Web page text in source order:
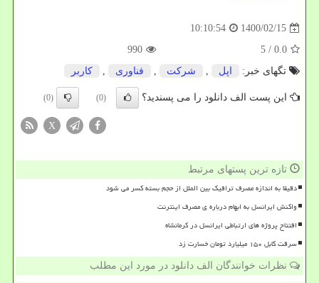
1400/02/15
10:10:54
0.0
/ 5
990
تگهای خبر:
اپل , شركت , فناوری , كاربر
این پست الف دانلود را می پسندید؟ (0)
(0)
X
تازه ترین پستهای مرتبط
دقیقا به اندازه مصرف ترافیک بین الملل از حجم بسته کسر می شود
واکنش ایرانسل به ابهام درباره ی مصرف اینترنت
افتتاح پروژه های ارتباطی ایرانسل در کرمانشاه
سرقت کابل ۱۵۰ میلیارد تومان خسارت زد
نظرات خوانندگان الف دانلود در مورد این مطلب